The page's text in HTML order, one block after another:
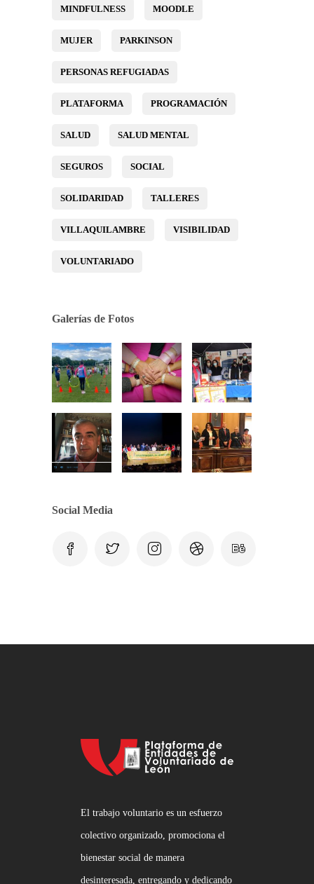
MINDFULNESS MOODLE
MUJER PARKINSON
PERSONAS REFUGIADAS
PLATAFORMA PROGRAMACIÓN
SALUD SALUD MENTAL
SEGUROS SOCIAL
SOLIDARIDAD TALLERES
VILLAQUILAMBRE VISIBILIDAD
VOLUNTARIADO
Galerías de Fotos
Social Media
El trabajo voluntario es un esfuerzo
colectivo organizado, promociona el
bienestar social de manera
desinteresada, entregando y dedicando